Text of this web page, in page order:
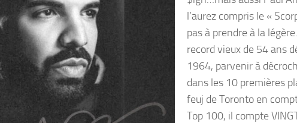
l’aurez compris le «
pas à prendre à la
record vieux de 54 ans
1964, parvenir à
dans les 10 premières
feuj de Toronto en
Top 100, il compte